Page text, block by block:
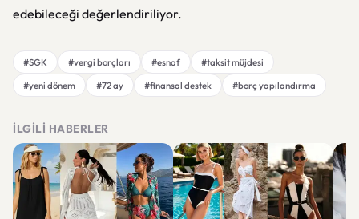
edebileceği değerlendiriliyor.
#SGK #vergi borçları #esnaf
#taksit müjdesi
#yeni dönem
#72 ay #finansal destek #borç yapılandırma
İLGILI HABERLER